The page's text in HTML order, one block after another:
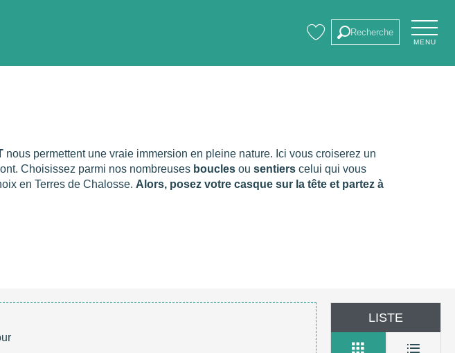
Recherche
MENU
favoris
nous permettent une vraie immersion en pleine nature. Ici vous croiserez un
Choisissez parmi nos nombreuses boucles ou sentiers celui qui vous
en Terres de Chalosse. Alors, posez votre casque sur la tête et partez à
LISTE